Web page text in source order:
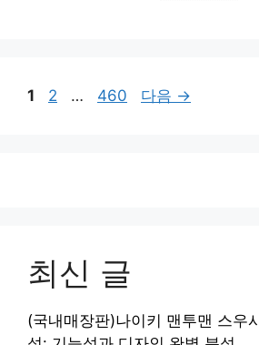
페
1
페
2 …
페
460 다음 →
최신 글
(국내매장판)나이키 맨투맨 스우